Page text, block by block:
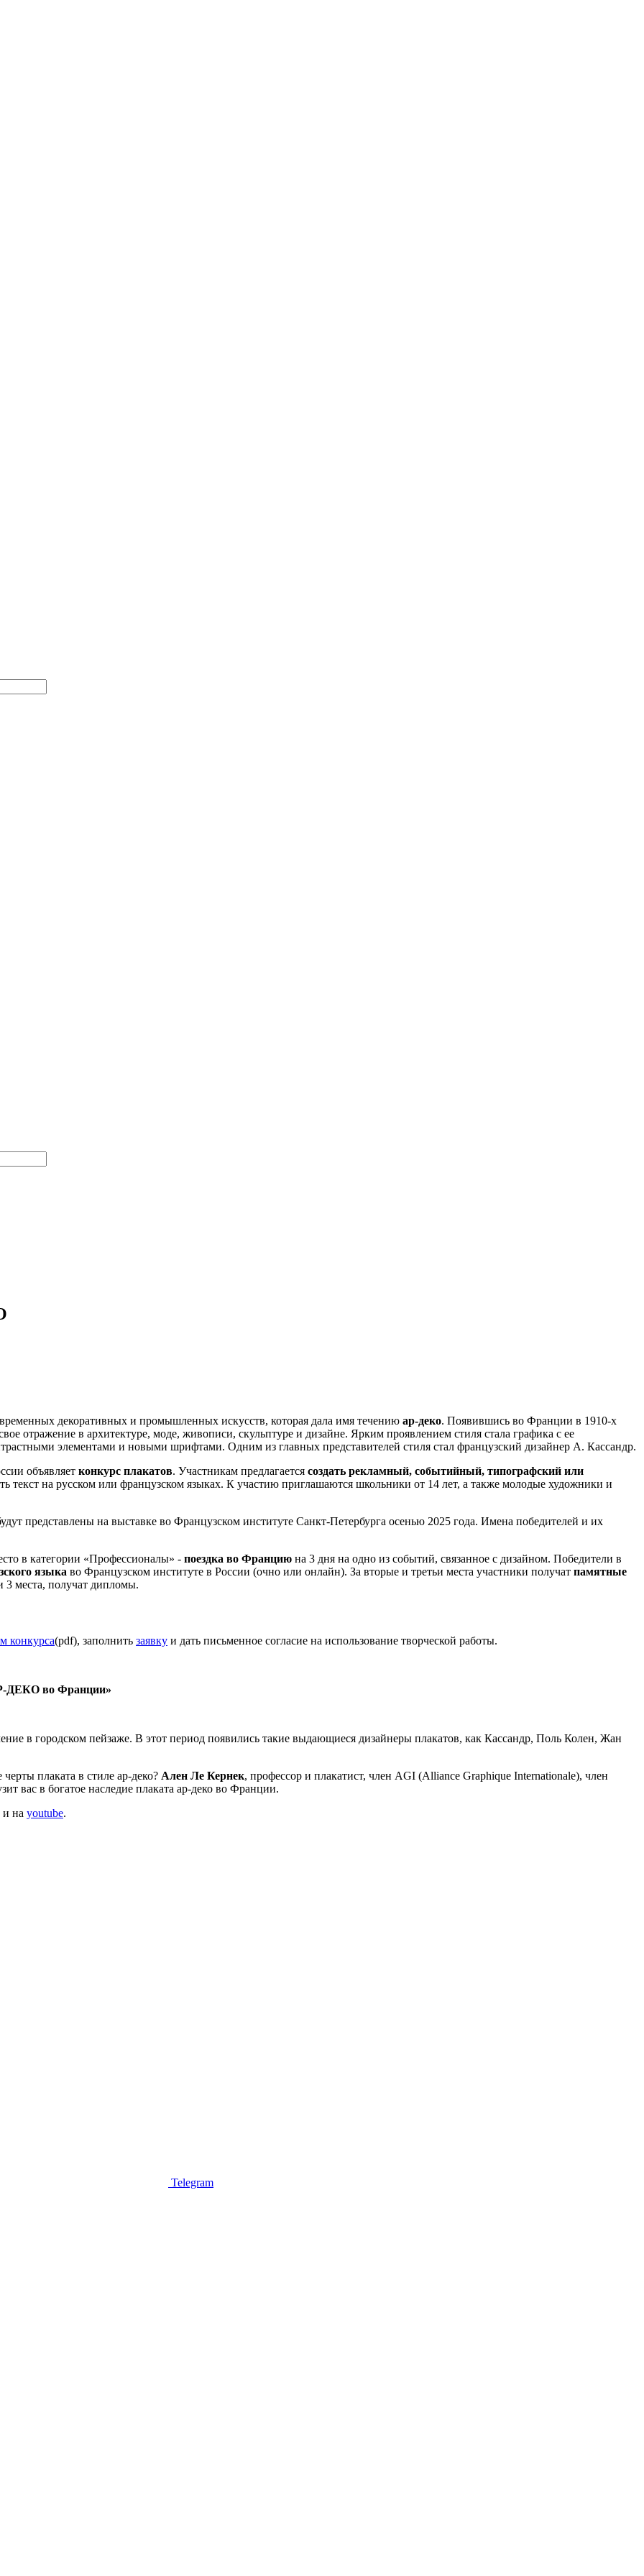
декоративных и промышленных искусств, которая дала имя течению ар-деко. Появившись во Франции в 1910-х
отражение в архитектуре, моде, живописи, скульптуре и дизайне. Ярким проявлением стиля стала графика с ее
элементами и новыми шрифтами. Одним из главных представителей стиля стал французский дизайнер А. Кассандр.
объявляет конкурс плакатов. Участникам предлагается создать рекламный, событийный, типографский или
текст на русском или французском языках. К участию приглашаются школьники от 14 лет, а также молодые художники и
представлены на выставке во Французском институте Санкт-Петербурга осенью 2025 года. Имена победителей и их
в категории «Профессионалы» - поездка во Францию на 3 дня на одно из событий, связанное с дизайном. Победители в
языка во Французском институте в России (очно или онлайн). За вторые и третьи места участники получат памятные
3 места, получат дипломы.
конкурса(pdf), заполнить заявку и дать письменное согласие на использование творческой работы.
ДЕКО во Франции»
в городском пейзаже. В этот период появились такие выдающиеся дизайнеры плакатов, как Кассандр, Поль Колен, Жан
плаката в стиле ар-деко? Ален Ле Кернек, профессор и плакатист, член AGI (Alliance Graphique Internationale), член
вас в богатое наследие плаката ар-деко во Франции.
и на youtube.
Telegram